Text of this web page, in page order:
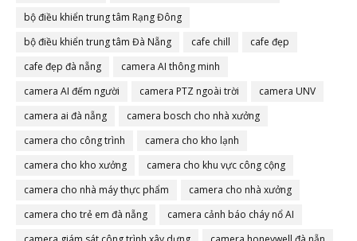
bộ điều khiển trung tâm Rạng Đông
bộ điều khiển trung tâm Đà Nẵng
cafe chill
cafe đẹp
cafe đẹp đà nẵng
camera AI thông minh
camera AI đếm người
camera PTZ ngoài trời
camera UNV
camera ai đà nẵng
camera bosch cho nhà xưởng
camera cho công trình
camera cho kho lạnh
camera cho kho xưởng
camera cho khu vực công cộng
camera cho nhà máy thực phẩm
camera cho nhà xưởng
camera cho trẻ em đà nẵng
camera cảnh báo cháy nổ AI